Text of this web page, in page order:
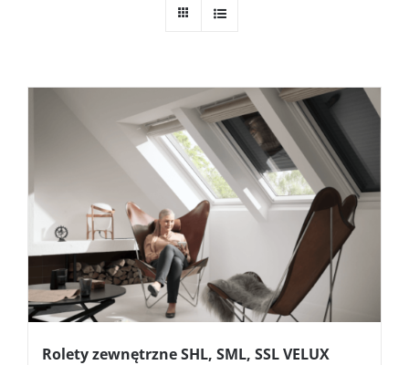
Rolety zewnętrzne SHL, SML, SSL VELUX